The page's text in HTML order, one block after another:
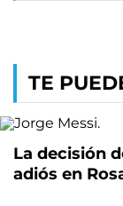
TE
La decisión
adiós en